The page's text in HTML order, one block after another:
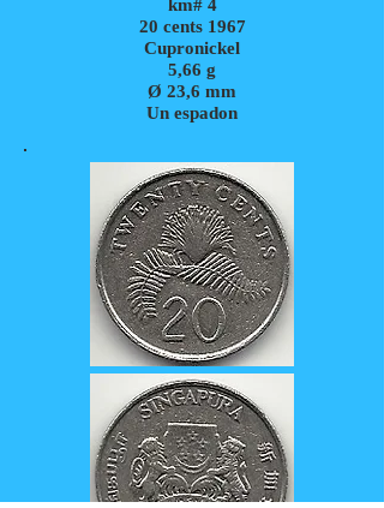
km# 4
20 cents 1967
Cupronickel
5,66 g
Ø 23,6 mm
Un espadon